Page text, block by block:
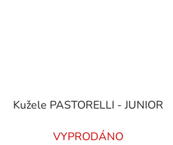
Kužele PASTORELLI - JUNIOR
VYPRODÁNO